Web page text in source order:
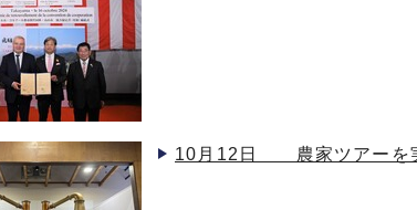
10月12日 農家ツアーを